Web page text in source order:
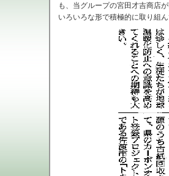
も、当グループの宮田才吉商店
いろいろな形で積極的に取り組ん